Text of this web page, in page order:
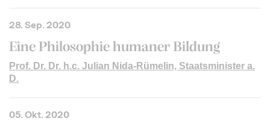
28. Sep. 2020
Eine Philosophie humaner Bildung
Prof. Dr. Dr. h.c. Julian Nida-Rümelin, Staatsminister a.
D.
05. Okt. 2020